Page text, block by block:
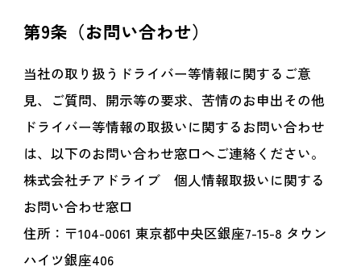
第9条（お問い合わせ）
当社の取り扱うドライバー等情報に関するご意
見、ご質問、開示等の要求、苦情のお申出その他
ドライバー等情報の取扱いに関するお問い合わせ
は、以下のお問い合わせ窓口へご連絡ください。
株式会社チアドライブ 個人情報取扱いに関する
お問い合わせ窓口
住所：〒104-0061 東京都中央区銀座7-15-8 タウン
ハイツ銀座406